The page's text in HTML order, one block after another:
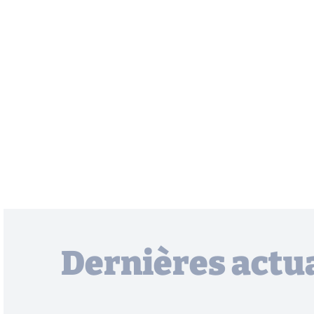
Dernières